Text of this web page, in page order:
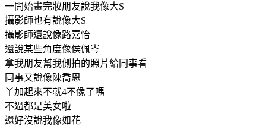
一開始畫完妝朋友說我像大S
攝影師也有說像大S
攝影師還說像路嘉怡
還說某些角度像侯佩岑
拿我朋友幫我側拍的照片給同事看
同事又說像陳喬恩
丫加起來不就4不像了嗎
不過都是美女啦
還好沒說我像如花